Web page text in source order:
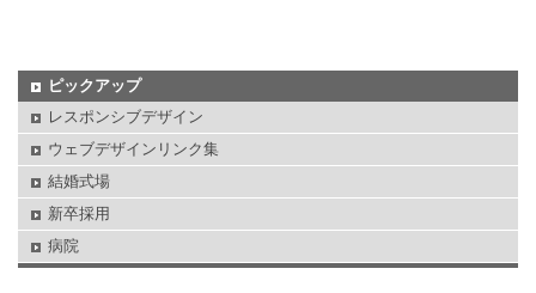
ピックアップ
レスポンシブデザイン
ウェブデザインリンク集
結婚式場
新卒採用
病院